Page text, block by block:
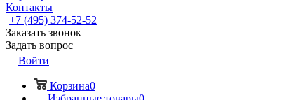
Контакты
+7 (495) 374-52-52
Заказать звонок
Задать вопрос
Войти
Корзина0